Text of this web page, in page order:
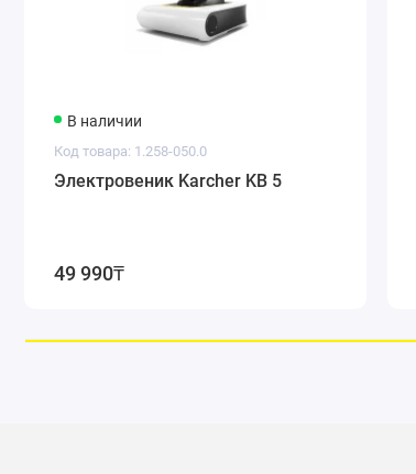
В наличии
Код товара: 1.258-050.0
Электровеник Karcher KB 5
49 990₸